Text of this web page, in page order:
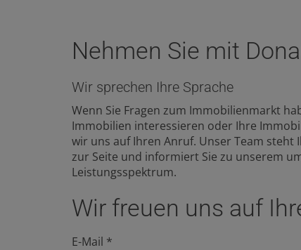
Nehmen Sie mit
Wir sprechen Ihre Sprache
Wenn Sie Fragen zum Immobilienmarkt
Immobilien interessieren oder Ihre
wir uns auf Ihren Anruf. Unser Team steht
zur Seite und informiert Sie zu unserem
Leistungsspektrum.
Wir freuen uns auf
E-Mail